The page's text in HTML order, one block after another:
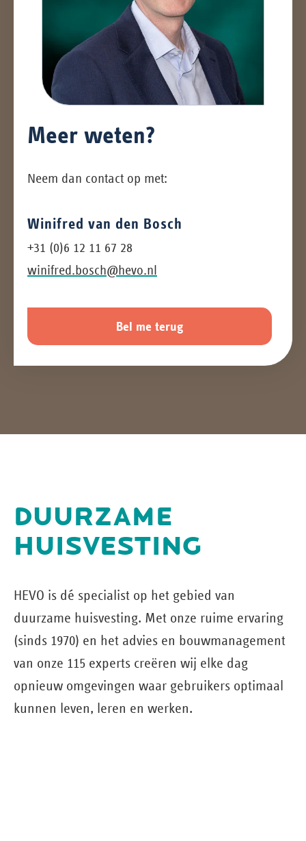
Meer weten?
Neem dan contact op met:
Winifred van den Bosch
+31 (0)6 12 11 67 28
winifred.bosch@hevo.nl
Bel me terug
DUURZAME
HUISVESTING
HEVO is dé specialist op het gebied van
duurzame huisvesting. Met onze ruime ervaring
(sinds 1970) en het advies en bouw­management
van onze 115 experts creëren wij elke dag
opnieuw omgevingen waar gebruikers optimaal
kunnen leven, leren en werken.